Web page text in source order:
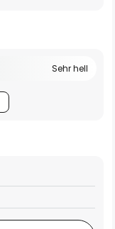
Sehr hell